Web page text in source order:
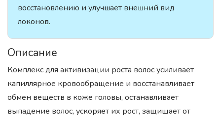
восстановлению и улучшает внешний вид
локонов.
Описание
Комплекс для активизации роста волос усиливает
капиллярное кровообращение и восстанавливает
обмен веществ в коже головы, останавливает
выпадение волос, ускоряет их рост, защищает от